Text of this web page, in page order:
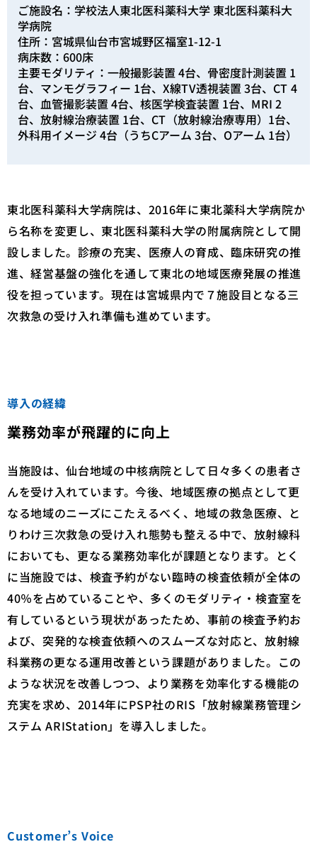
ご施設名：学校法人東北医科薬科大学 東北医科薬科大
学病院
住所：宮城県仙台市宮城野区福室1-12-1
病床数：600床
主要モダリティ：一般撮影装置 4台、骨密度計測装置 1
台、マンモグラフィー 1台、X線TV透視装置 3台、CT 4
台、血管撮影装置 4台、核医学検査装置 1台、MRI 2
台、放射線治療装置 1台、CT（放射線治療専用）1台、
外科用イメージ 4台（うちCアーム 3台、Oアーム 1台）
東北医科薬科大学病院は、2016年に東北薬科大学病院か
ら名称を変更し、東北医科薬科大学の附属病院として開
設しました。診療の充実、医療人の育成、臨床研究の推
進、経営基盤の強化を通して東北の地域医療発展の推進
役を担っています。現在は宮城県内で７施設目となる三
次救急の受け入れ準備も進めています。
導入の経緯
業務効率が飛躍的に向上
当施設は、仙台地域の中核病院として日々多くの患者さ
んを受け入れています。今後、地域医療の拠点として更
なる地域のニーズにこたえるべく、地域の救急医療、と
りわけ三次救急の受け入れ態勢も整える中で、放射線科
においても、更なる業務効率化が課題となります。とく
に当施設では、検査予約がない臨時の検査依頼が全体の
40％を占めていることや、多くのモダリティ・検査室を
有しているという現状があったため、事前の検査予約お
よび、突発的な検査依頼へのスムーズな対応と、放射線
科業務の更なる運用改善という課題がありました。この
ような状況を改善しつつ、より業務を効率化する機能の
充実を求め、2014年にPSP社のRIS「放射線業務管理シ
ステム ARIStation」を導入しました。
Customer’s Voice